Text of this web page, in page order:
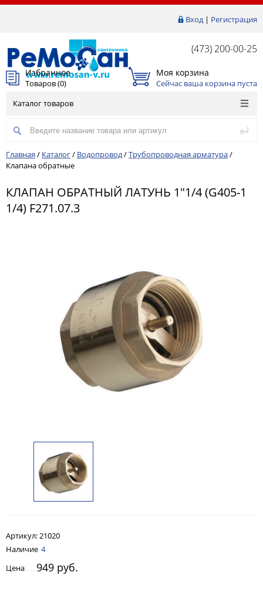
Вход| Регистрация
(473) 200-00-25
Избранное
Товаров (0)
Моя корзина
Сейчас ваша корзина пуста
Каталог товаров
Главная / Каталог/ Водопровод/Трубопроводная арматура/
Клапана обратные
КЛАПАН ОБРАТНЫЙ ЛАТУНЬ 1"1/4 (G405-1
1/4) F271.07.3
Артикул: 21020
Наличие 4
Цена
949 руб.